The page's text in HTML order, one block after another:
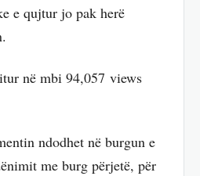
e qujtur jo pak herë
në mbi 94,057 views
ndodhet në burgun e
me burg përjetë, për